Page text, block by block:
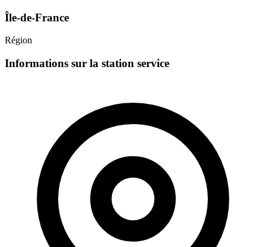
Île-de-France
Région
Informations sur la station service